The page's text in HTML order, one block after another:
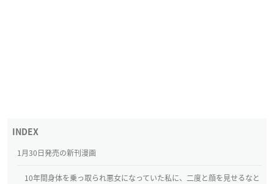
1月30日発売の新刊漫画
10年間身体を乗っ取られ悪女になっていた私に、二度と顔を見せるなと